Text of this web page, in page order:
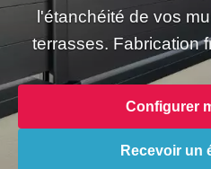
l'étanchéité de vos
terrasses. Fabrication
Configurer
Recevoir un